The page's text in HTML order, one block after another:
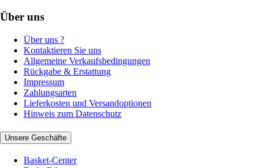
Über uns
Über uns ?
Kontaktieren Sie uns
Allgemeine Verkaufsbedingungen
Rückgabe & Erstattung
Impressum
Zahlungsarten
Lieferkosten und Versandoptionen
Hinweis zum Datenschutz
Unsere Geschäfte
Basket-Center